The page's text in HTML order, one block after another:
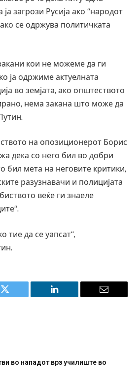
загрози Русија ако “народот
се одржува политичката
кои не можеме да ги
ја одржиме актуелната
во земјата, ако општеството
нема закана што може да
на опозиционерот Борис
дека со него бил во добри
бил мета на неговите критики,
разузнавачи и полицијата
веќе ги знаеле
тие да се уапсат“,
Twitter LinkedIn Email
Украинците повеќе им веруваат